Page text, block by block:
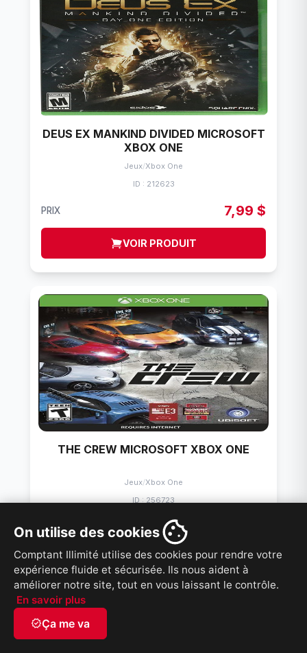
On utilise des cookies
Comptant Illimité utilise des cookies pour rendre votre
expérience fluide et sécurisée. Ils nous aident à
améliorer notre site, tout en vous laissant le contrôle.
En savoir plus
verifiedÇa me va
DEUS EX MANKIND DIVIDED MICROSOFT
XBOX ONE
Jeux/Xbox One
ID : 212623
PRIX 7,99 $
VOIR PRODUIT
THE CREW MICROSOFT XBOX ONE
Jeux/Xbox One
ID : 256723
PRIX
VOIR PRODUIT
French